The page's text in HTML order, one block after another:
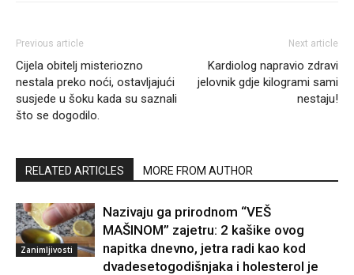
Previous article
Cijela obitelj misteriozno
nestala preko noći, ostavljajući
susjede u šoku kada su saznali
što se dogodilo.
Next article
Kardiolog napravio zdravi
jelovnik gdje kilogrami sami
nestaju!
RELATED ARTICLES MORE FROM AUTHOR
Zanimljivosti
Nazivaju ga prirodnom “VEŠ
MAŠINOM” zajetru: 2 kašike ovog
napitka dnevno, jetra radi kao kod
dvadesetogodišnjaka i holesterol je